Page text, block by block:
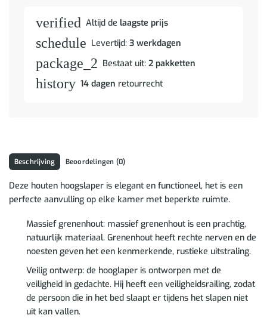
verified Altijd de laagste prijs
schedule Levertijd: 3 werkdagen
package_2 Bestaat uit: 2 pakketten
history 14 dagen retourrecht
Beschrijving Beoordelingen (0)
Deze houten hoogslaper is elegant en functioneel, het is een
perfecte aanvulling op elke kamer met beperkte ruimte.
Massief grenenhout: massief grenenhout is een prachtig,
natuurlijk materiaal. Grenenhout heeft rechte nerven en de
noesten geven het een kenmerkende, rustieke uitstraling.
Veilig ontwerp: de hooglaper is ontworpen met de
veiligheid in gedachte. Hij heeft een veiligheidsrailing, zodat
de persoon die in het bed slaapt er tijdens het slapen niet
uit kan vallen.